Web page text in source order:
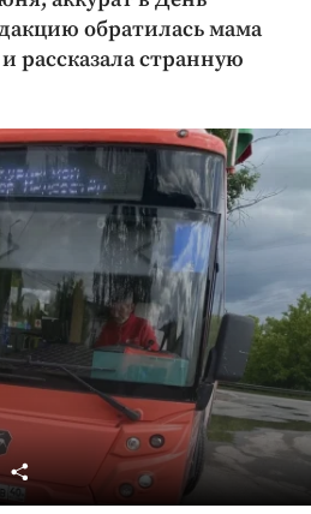
ЖКХ
обратилась мама
рассказала странную